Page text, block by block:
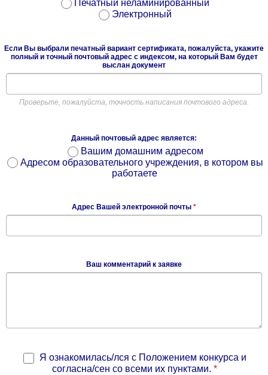
Печатный неламинированный
Электронный
Если Вы выбрали печатный вариант сертификата, пожалуйста, укажите
полный и точный почтовый адрес с индексом, на который Вам будет
выслан документ
Проверьте, пожалуйста, точность написания почтового адреса.
Данный почтовый адрес является:
Вашим домашним адресом
Адресом образовательного учреждения, в котором вы
работаете
Адрес Вашей электронной почты *
Ваш комментарий к заявке
Я ознакомилась/лся с Положением конкурса и
согласна/сен со всеми их пунктами. *